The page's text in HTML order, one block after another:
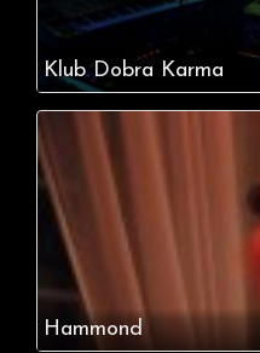
Klub Dobra Karma
Hammond